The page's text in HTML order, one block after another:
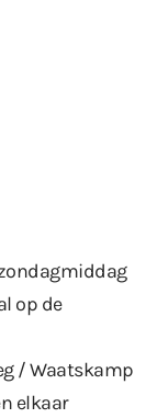
op de
/ Waatskamp
elkaar